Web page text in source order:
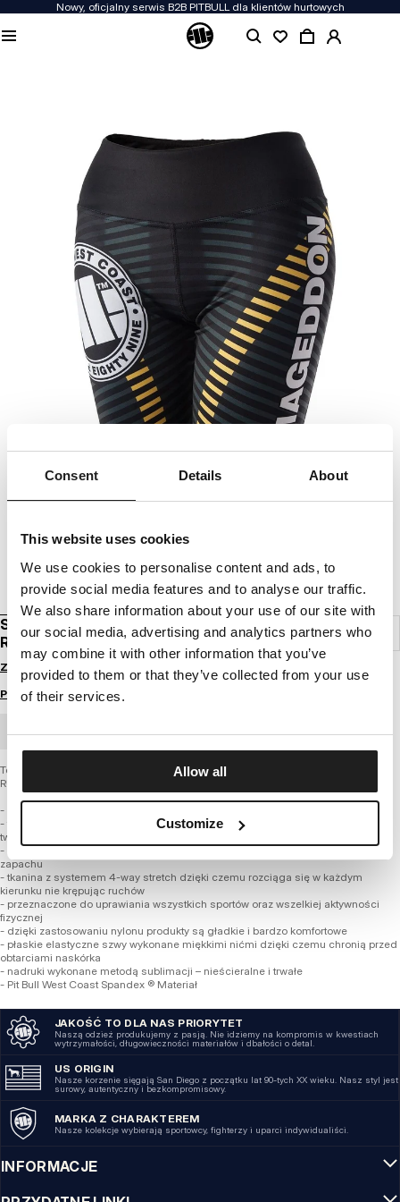
Consent Details About
This website uses cookies
We use cookies to personalise content and ads, to
provide social media features and to analyse our traffic.
We also share information about your use of our site with
our social media, advertising and analytics partners who
may combine it with other information that you’ve
provided to them or that they’ve collected from your use
of their services.
Allow all
Customize
Nowy, oficjalny serwis B2B PITBULL dla klientów hurtowych
SPODENKI DAMSKIE KOMPRESYJNE STRIPES
RMG
Zaloguj się by zobaczyć ceny
Przewodnik po rozmiarach
ZAMÓWIENIE HURTOWE
Techniczne damskie spodenki kompresyjne z limitowanej edycji
RUNMAGEDDON firmy PIT BULL WEST COAST – Stripes
- anatomiczne dopasowanie
- termoaktywne i oddychające dzięki czemu doskonale odprowadzają ciepło z
twojej skóry, powodując uczucie przyjemnego chłodu
- szybkoschnący materiał pomaga utrzymać higienę i nie powoduję przykrego
zapachu
- tkanina z systemem 4-way stretch dzięki czemu rozciąga się w każdym
kierunku nie krępując ruchów
- przeznaczone do uprawiania wszystkich sportów oraz wszelkiej aktywności
fizycznej
- dzięki zastosowaniu nylonu produkty są gładkie i bardzo komfortowe
- płaskie elastyczne szwy wykonane miękkimi nićmi dzięki czemu chronią przed
obtarciami naskórka
- nadruki wykonane metodą sublimacji – nieścieralne i trwałe
- Pit Bull West Coast Spandex ® Materiał
JAKOŚĆ TO DLA NAS PRIORYTET
Naszą odzież produkujemy z pasją. Nie idziemy na kompromis w kwestiach
wytrzymałości, długowieczności materiałów i dbałości o detal.
US ORIGIN
Nasze korzenie sięgają San Diego z początku lat 90-tych XX wieku. Nasz styl jest
surowy, autentyczny i bezkompromisowy.
MARKA Z CHARAKTEREM
Nasze kolekcje wybierają sportowcy, fighterzy i uparci indywidualiści.
INFORMACJE